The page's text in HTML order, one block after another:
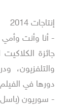
إنتاجات 2014
- أنا وأنت وأمي
جائزة الكلاكيت
والتلفزيون،
دورها في الفيلم (2017).
- سوريون (باسل